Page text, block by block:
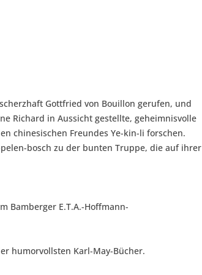
Gottfried von Bouillon gerufen, und
Richard in Aussicht gestellte, geheimnisvolle
chinesischen Freundes Ye-kin-li forschen.
bosch zu der bunten Truppe, die auf ihrer
Bamberger E.T.A.-Hoffmann-
humorvollsten Karl-May-Bücher.